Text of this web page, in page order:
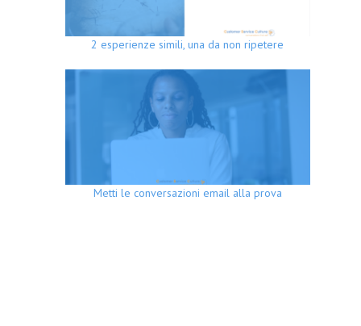
2 esperienze simili, una da non ripetere
Metti le conversazioni email alla prova